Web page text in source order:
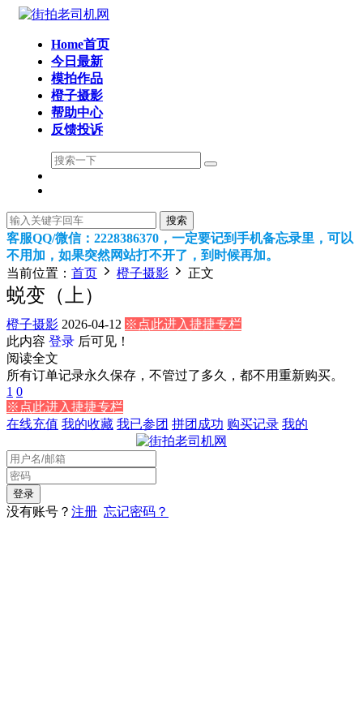
Home首页
今日最新
模拍作品
橙子摄影
帮助中心
反馈投诉
搜索
客服QQ/微信：2228386370，一定要记到手机备忘录里，可以
不用加，如果突然网站打不开了，到时候再加。
当前位置： 首页 橙子摄影 正文
蜕变（上）
橙子摄影 2026-04-12 ※点此进入捷捷专栏
此内容 登录 后可见！
阅读全文
所有订单记录永久保存，不管过了多久，都不用重新购买。
1 0
※点此进入捷捷专栏
在线充值 我的收藏 我已参团 拼团成功 购买记录 我的
没有账号？ 注册 忘记密码？